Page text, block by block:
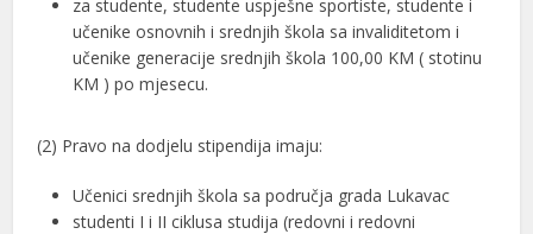
za studente, studente uspješne sportiste, studente i
učenike osnovnih i srednjih škola sa invaliditetom i
učenike generacije srednjih škola 100,00 KM ( stotinu
KM ) po mjesecu.
(2) Pravo na dodjelu stipendija imaju:
Učenici srednjih škola sa područja grada Lukavac
studenti I i II ciklusa studija (redovni i redovni